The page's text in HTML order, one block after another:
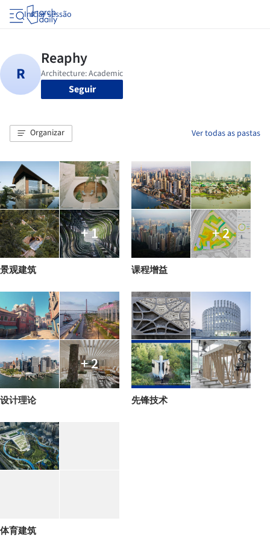
Iniciar sessão
Seguir
Organizar Ver todas as pastas
+ 1
景观建筑
+ 2
课程增益
+ 2
设计理论 先锋技术
体育建筑